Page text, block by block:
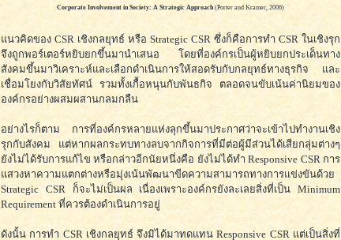
Corporate Involvement in Society: A Strategic Approach (Porter and Kramer, 2006)
แนวคิดของ CSR เชิงกลยุทธ์ หรือ Strategic CSR ซึ่งก็คือการทำ CSR ในเชิงรุก
จึงถูกพอร์เตอร์หยิบยกขึ้นมานำเสนอ โดยที่องค์กรเป็นผู้หยิบยกประเด็นทาง
สังคมขึ้นมาวิเคราะห์และเลือกดำเนินการให้สอดรับกับกลยุทธ์ทางธุรกิจ และ
เชื่อมโยงกับวิสัยทัศน์ รวมทั้งเกื้อหนุนกับพันธกิจ ตลอดจนขับเน้นค่านิยมของ
องค์กรอย่างผสมผสานกลมกลืน
อย่างไรก็ตาม การที่องค์กรหลายแห่งลุกขึ้นมาประกาศว่าจะเข้าไปทำงานเชิง
รุกกับสังคม แต่หากผลกระทบทางลบจากกิจการที่มีต่อผู้มีส่วนได้เสียกลุ่มต่างๆ
ยังไม่ได้รับการแก้ไข หรือกล่าวอีกนัยหนึ่งคือ ยังไม่ได้ทำ Responsive CSR การ
แสวงหาความแตกต่างหรือมุ่งเน้นพัฒนาขีดความสามารถทางการแข่งขันด้วย
Strategic CSR ก็จะไม่เป็นผล เนื่องเพราะองค์กรยังละเลยสิ่งที่เป็น Minimum
Requirement ที่ควรต้องดำเนินการอยู่
ดังนั้น การทำ CSR เชิงกลยุทธ์ จึงมิได้มาทดแทน Responsive CSR แต่เป็นสิ่งที่